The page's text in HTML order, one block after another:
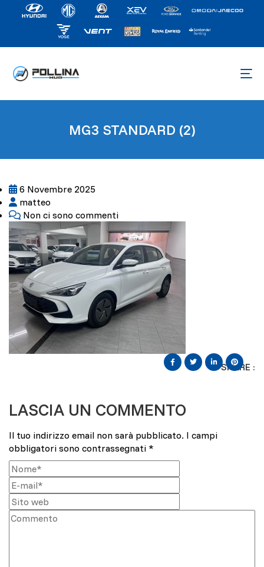
MG3 STANDARD (2)
6 Novembre 2025
matteo
Non ci sono commenti
SHARE :
LASCIA UN COMMENTO
Il tuo indirizzo email non sarà pubblicato. I campi
obbligatori sono contrassegnati *